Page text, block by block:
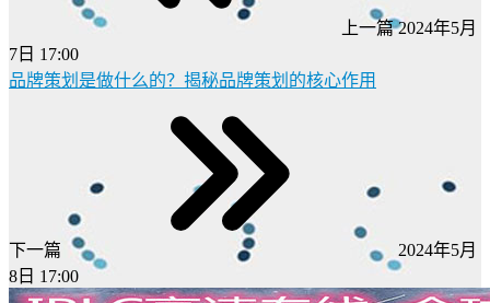
上一篇 2024年5月
7日 17:00
品牌策划是做什么的？揭秘品牌策划的核心作用
下一篇
2024年5月
8日 17:00